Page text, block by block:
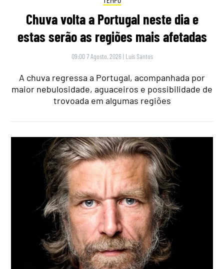
Chuva volta a Portugal neste dia e
estas serão as regiões mais afetadas
09:00 7 Agosto, 2026 | Luís Santos
A chuva regressa a Portugal, acompanhada por
maior nebulosidade, aguaceiros e possibilidade de
trovoada em algumas regiões